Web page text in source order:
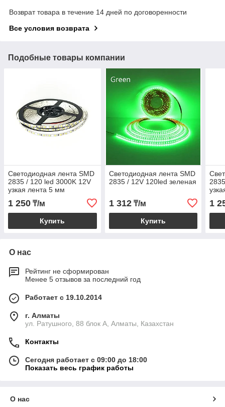
Возврат товара в течение 14 дней по договоренности
Все условия возврата
Подобные товары компании
Светодиодная лента SMD
2835 / 120 led 3000K 12V
узкая лента 5 мм
1 250 ₸/м
Купить
Светодиодная лента SMD
2835 / 12V 120led зеленая
1 312₸/м
Купить
1
О нас
Рейтинг не сформирован
Менее 5 отзывов за последний год
Работает с 19.10.2014
г. Алматы
ул. Ратушного, 88 блок A, Алматы, Казахстан
Контакты
Сегодня работает с 09:00 до 18:00
Показать весь график работы
О нас